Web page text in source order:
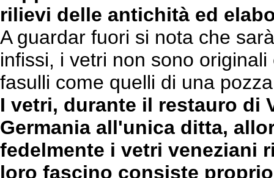
rilievi delle antichità ed
A guardar fuori si nota che
infissi, i vetri non sono
fasulli come quelli di una
I vetri, durante il restauro di
Germania all'unica ditta,
fedelmente i vetri veneziani
loro fascino consiste